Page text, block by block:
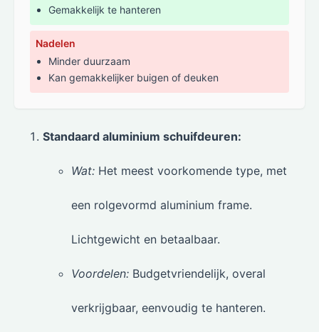
Gemakkelijk te hanteren
Nadelen
Minder duurzaam
Kan gemakkelijker buigen of deuken
Standaard aluminium schuifdeuren:
Wat: Het meest voorkomende type, met
een rolgevormd aluminium frame.
Lichtgewicht en betaalbaar.
Voordelen: Budgetvriendelijk, overal
verkrijgbaar, eenvoudig te hanteren.